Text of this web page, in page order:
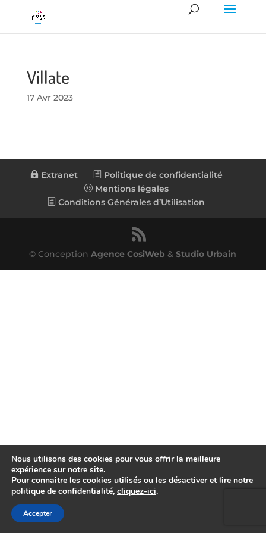
Villate
17 Avr 2023
Extranet
Politique de confidentialité
Mentions légales
Conditions Générales d’Utilisation
© ConceptionAgence CosiWeb &Studio Urbain
Nous utilisons des cookies pour vous offrir la meilleure
expérience sur notre site.
Pour connaitre les cookies utilisés ou les désactiver et lire notre
politique de confidentialité, cliquez-ici.
Accepter